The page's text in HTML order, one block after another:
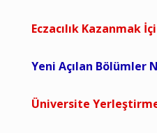
Eczacılık Kazanmak
Yeni Açılan Bölümler
Üniversite